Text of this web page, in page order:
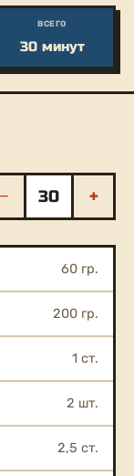
ВСЕГО
30 минут
− +
60 гр.
200 гр.
1 ст.
2 шт.
2,5 ст.